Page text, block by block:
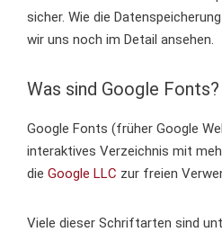
sicher. Wie die
wir uns noch im Detail ansehen.
Was sind Google Fonts?
Google Fonts (früher Google
interaktives Verzeichnis mit
die Google LLC zur freien
Viele dieser Schriftarten sind